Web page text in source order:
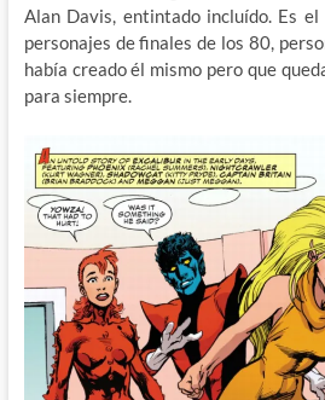
Alan Davis, entintado incluído. Es
personajes de finales de los 80,
había creado él mismo pero que
para siempre.